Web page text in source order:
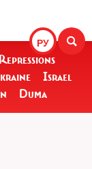
РУ
Repressions
Israel
Duma